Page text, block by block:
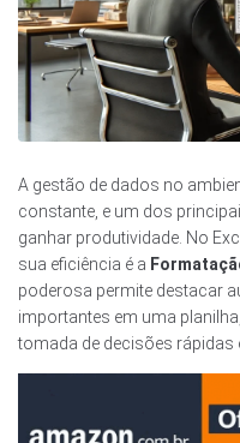
A gestão de dados no
constante, e um dos
ganhar produtividade. No
sua eficiência é a
poderosa permite destacar
importantes em uma
tomada de decisões rápidas